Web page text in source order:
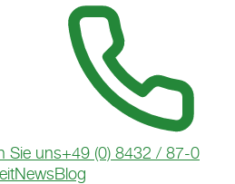
Sie uns+49 (0) 8432 / 87-0
NewsBlog